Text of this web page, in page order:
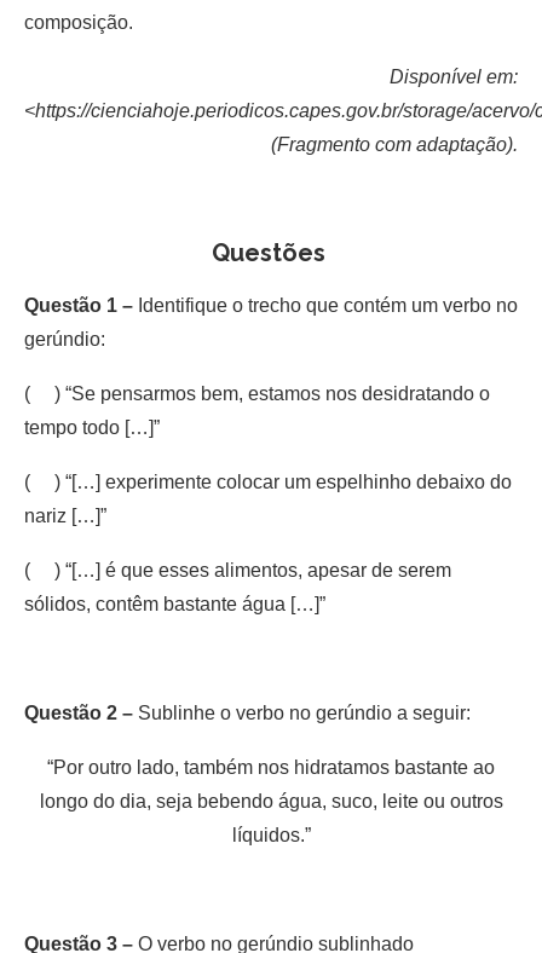
composição.
Disponível em:
<https://cienciahoje.periodicos.capes.gov.br/storage/acervo/
(Fragmento com adaptação).
Questões
Questão 1 – Identifique o trecho que contém um verbo no
gerúndio:
( ) “Se pensarmos bem, estamos nos desidratando o
tempo todo […]”
( ) “[…] experimente colocar um espelhinho debaixo do
nariz […]”
( ) “[…] é que esses alimentos, apesar de serem
sólidos, contêm bastante água […]”
Questão 2 – Sublinhe o verbo no gerúndio a seguir:
“Por outro lado, também nos hidratamos bastante ao
longo do dia, seja bebendo água, suco, leite ou outros
líquidos.”
Questão 3 – O verbo no gerúndio sublinhado